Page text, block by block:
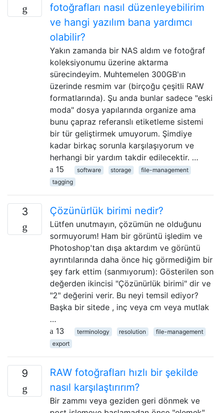
fotoğrafları nasıl düzenleyebilirim
ve hangi yazılım bana yardımcı
olabilir?
Yakın zamanda bir NAS aldım ve fotoğraf
koleksiyonumu üzerine aktarma
sürecindeyim. Muhtemelen 300GB'ın
üzerinde resmim var (birçoğu çeşitli RAW
formatlarında). Şu anda bunlar sadece "eski
moda" dosya yapılarında organize ama
bunu çapraz referanslı etiketleme sistemi
bir tür geliştirmek umuyorum. Şimdiye
kadar birkaç sorunla karşılaşıyorum ve
herhangi bir yardım takdir edilecektir. …
15
software storage
file-management
tagging
3 Çözünürlük birimi nedir?
Lütfen unutmayın, çözümün ne olduğunu
sormuyorum! Ham bir görüntü işledim ve
Photoshop'tan dışa aktardım ve görüntü
ayrıntılarında daha önce hiç görmediğim bir
şey fark ettim (sanmıyorum): Gösterilen son
değerden ikincisi "Çözünürlük birimi" dir ve
"2" değerini verir. Bu neyi temsil ediyor?
Başka bir sitede , inç veya cm veya mutlak
…
13
terminology resolution
file-management
export
9
RAW fotoğrafları hızlı bir şekilde
nasıl karşılaştırırım?
Bir zammı veya geziden geri dönmek ve